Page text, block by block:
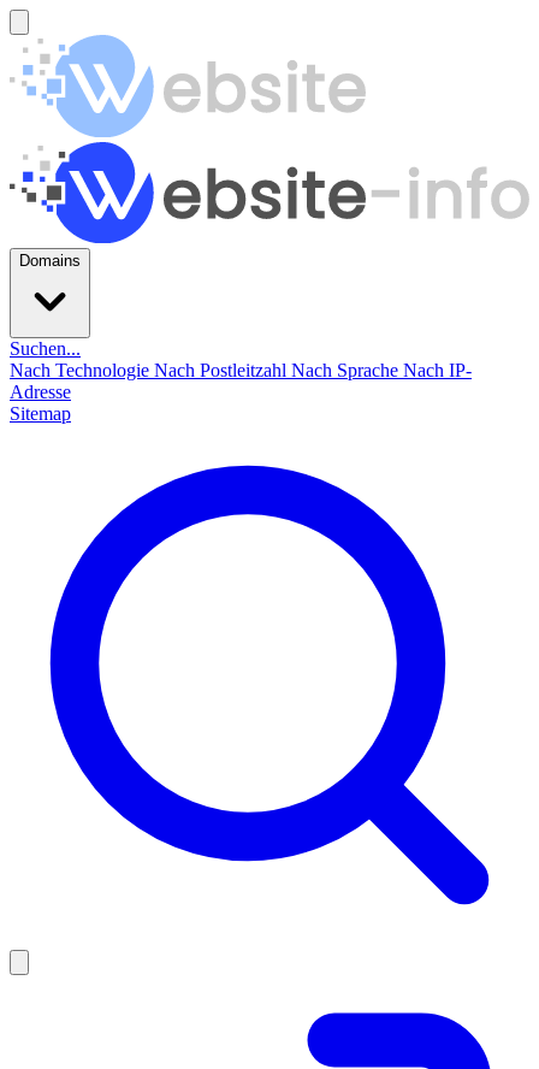
Domains
Suchen...
Nach Technologie Nach Postleitzahl Nach Sprache Nach IP-
Adresse
Sitemap